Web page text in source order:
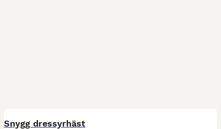
Snygg dressyrhäst